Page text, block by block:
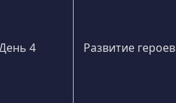
4 Развитие героев